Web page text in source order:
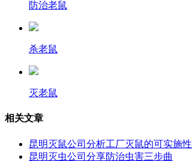
防治老鼠
杀老鼠
灭老鼠
相关文章
昆明灭鼠公司分析工厂灭鼠的可实施性
昆明灭虫公司分享防治虫害三步曲